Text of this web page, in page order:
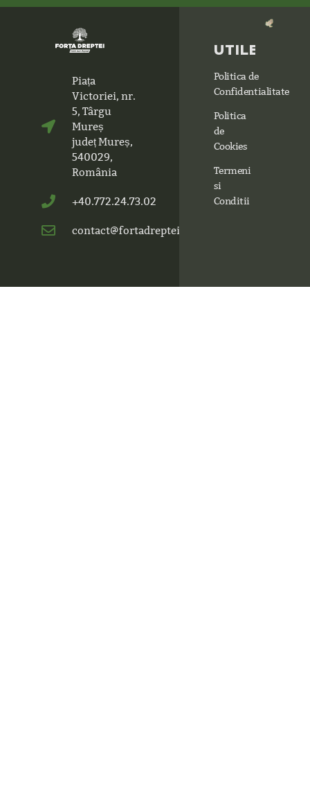
Piața
Victoriei, nr.
5, Târgu
Mureș
județ Mureș,
540029,
România
+40.772.24.73.02
contact@fortadrepteimures.ro
UTILE
Politica de
Confidentialitate
Politica
de
Cookies
Termeni
si
Conditii